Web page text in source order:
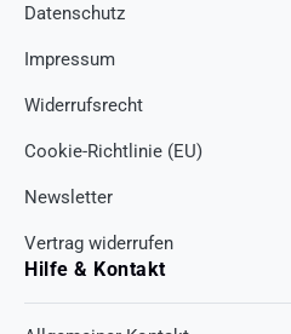
Datenschutz
Impressum
Widerrufsrecht
Cookie-Richtlinie (EU)
Newsletter
Vertrag widerrufen
Hilfe & Kontakt